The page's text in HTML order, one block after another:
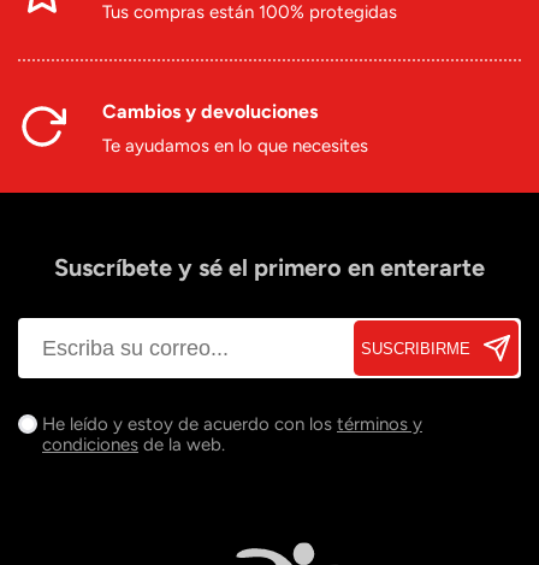
Tus compras están 100% protegidas
Cambios y devoluciones
Te ayudamos en lo que necesites
Suscríbete y sé el primero en enterarte
SUSCRIBIRME
He leído y estoy de acuerdo con los términos y
condiciones de la web.